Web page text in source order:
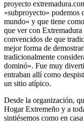
proyecto
«subproyecto» podemos
mundo» y que tiene
que ver con
convencidos de que
mejor forma de
tradicionalmente
dominó». Fue muy
entraban allí como
un sitio atípico.
Desde la organización,
Hogar Extremeño y a
sintiésemos como en